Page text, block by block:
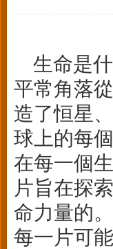
生命是什
平常角落
造了恒星
球上的每
在每一個
片旨在探
命力量的
每一片可